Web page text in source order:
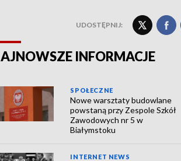
UDOSTĘPNIJ:
INFORMACJE
SPOŁECZNE
Nowe warsztaty budowlane
powstaną przy Zespole Szkół
Zawodowych nr 5 w
Białymstoku
INTERNET NEWS